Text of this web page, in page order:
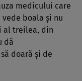
medicului care
boala şi nu
al treilea, din
dă
doară şi de